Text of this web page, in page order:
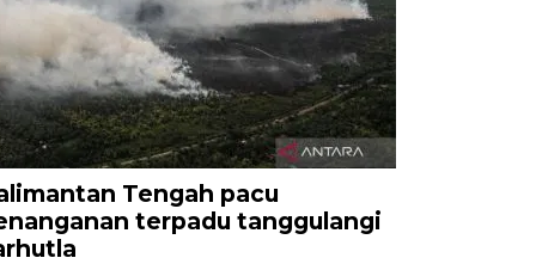
Tengah pacu
terpadu tanggulangi